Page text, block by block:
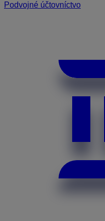
Podvojné účtovníctvo